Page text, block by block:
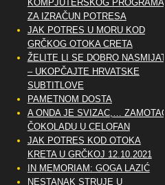
KOMPJUTERSKOG PROGRAMA
ZA IZRAČUN POTRESA
JAK POTRES U MORU KOD
GRČKOG OTOKA CRETA
ŽELITE LI SE DOBRO NASMIJATI
– UKOPČAJTE HRVATSKE
SUBTITLOVE
PAMETNOM DOSTA
A ONDA JE SVIZAC,… ZAMOTAO
ČOKOLADU U CELOFAN
JAK POTRES KOD OTOKA
KRETA U GRČKOJ 12.10.2021
IN MEMORIAM: GOGA LAZIĆ
NESTANAK STRUJE U